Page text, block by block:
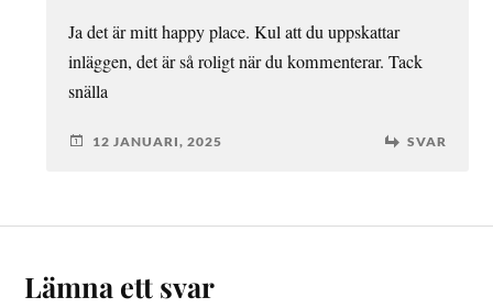
Ja det är mitt happy place. Kul att du uppskattar
inläggen, det är så roligt när du kommenterar. Tack
snälla
12 JANUARI, 2025 SVAR
Lämna ett svar